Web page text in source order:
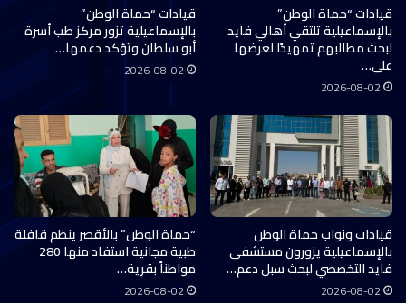
قيادات “حماة الوطن”
بالإسماعيلية تلتقي أهالي فايد
لبحث مطالبهم تمهيدًا لعرضها
على…
2026-08-02
قيادات “حماة الوطن”
بالإسماعيلية تزور مركز طب أسرة
أبو سلطان وتؤكد دعمها…
2026-08-02
قيادات ونواب حماة الوطن
بالإسماعيلية يزورون مستشفى
فايد التخصصي لبحث سبل دعم…
2026-08-02
“حماة الوطن” بالأقصر ينظم قافلة
طبية مجانية استفاد منها 280
مواطناً بقرية…
2026-08-02